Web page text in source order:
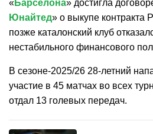
«Барселона» достигла
Юнайтед» о выкупе контракта
позже каталонский клуб
нестабильного финансового
В сезоне-2025/26 28-летний
участие в 45 матчах во всех
отдал 13 голевых передач.